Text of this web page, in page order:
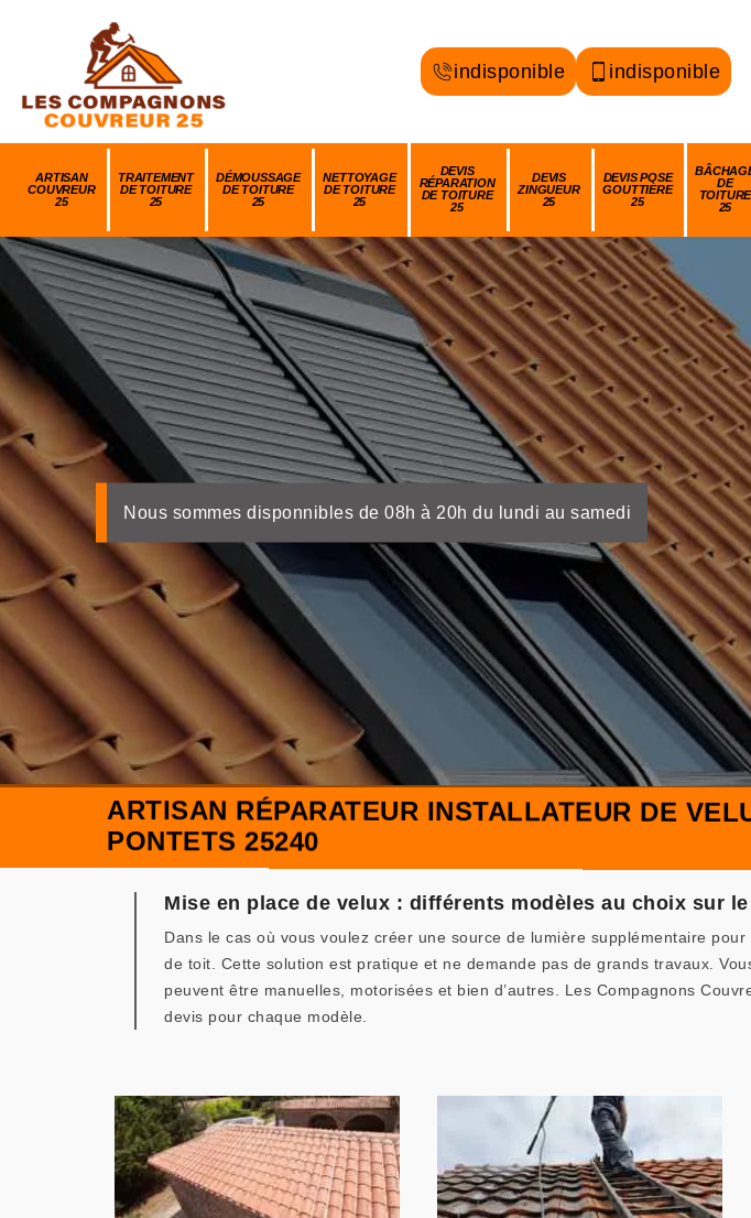
indisponible indisponible
ARTISAN
COUVREUR
25
TRAITEMENT
DE TOITURE
25
DÉMOUSSAGE
DE TOITURE
25
NETTOYAGE
DE TOITURE
25
DEVIS
RÉPARATION
DE TOITURE
25
DEVIS
ZINGUEUR
25
DEVIS POSE
GOUTTIÈRE
25
DE
TOITURE
25
Nous sommes disponnibles de 08h à 20h du lundi au samedi
ARTISAN RÉPARATEUR INSTALLATEUR DE
PONTETS 25240
Mise en place de velux : différents modèles au choix sur
Dans le cas où vous voulez créer une source de lumière supplémentaire
de toit. Cette solution est pratique et ne demande pas de grands travaux.
peuvent être manuelles, motorisées et bien d’autres. Les Compagnons
devis pour chaque modèle.